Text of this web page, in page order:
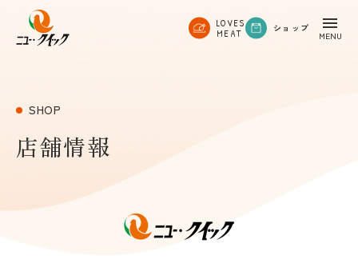
LOVES
MEAT ショップ
SHOP
店舗情報